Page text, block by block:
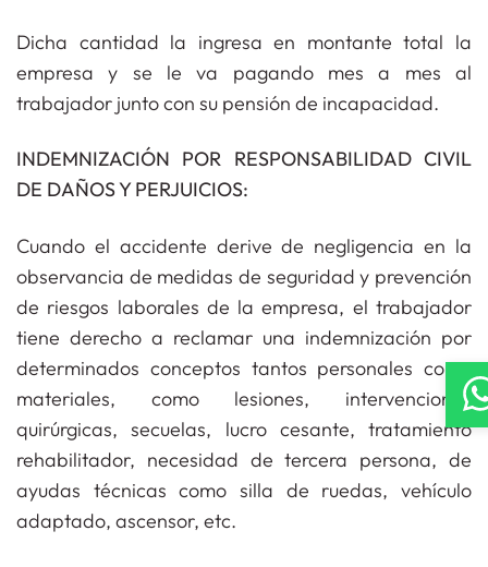
Dicha cantidad la ingresa en montante total la
empresa y se le va pagando mes a mes al
trabajador junto con su pensión de incapacidad.
INDEMNIZACIÓN POR RESPONSABILIDAD CIVIL
DE DAÑOS Y PERJUICIOS:
Cuando el accidente derive de negligencia en la
observancia de medidas de seguridad y prevención
de riesgos laborales de la empresa, el trabajador
tiene derecho a reclamar una indemnización por
determinados conceptos tantos personales como
materiales, como lesiones, intervenciones
quirúrgicas, secuelas, lucro cesante, tratamiento
rehabilitador, necesidad de tercera persona, de
ayudas técnicas como silla de ruedas, vehículo
adaptado, ascensor, etc.